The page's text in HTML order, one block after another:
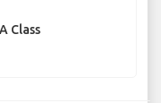
Class